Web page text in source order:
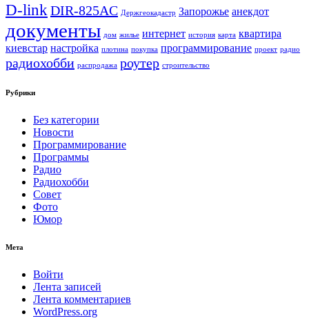
D-linkDIR-825AC Держгеокадастр Запорожье анекдот
документы дом жилье интернет история карта квартира
киевстар настройка плотина покупка программирование проект радио
радиохобби распродажа роутер строительство
Рубрики
Без категории
Новости
Программирование
Программы
Радио
Радиохобби
Совет
Фото
Юмор
Мета
Войти
Лента записей
Лента комментариев
WordPress.org